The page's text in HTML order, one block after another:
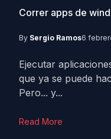
Correr apps de
By Sergio Ramos6
Ejecutar
que ya se puede
Pero... y...
Read More